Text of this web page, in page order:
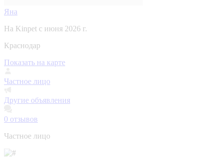
Яна
На Kinpet c июня 2026 г.
Краснодар
Показать на карте
Частное лицо
Другие объявления
0 отзывов
Частное лицо